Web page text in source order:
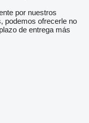
por nuestros
podemos ofrecerle no
de entrega más